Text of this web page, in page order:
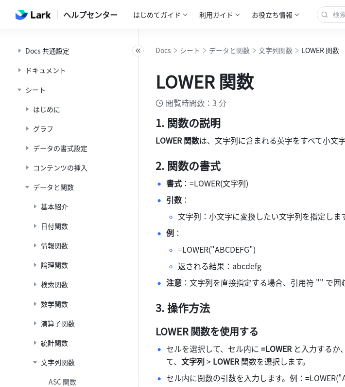
ヘルプセンター はじめてガイド 利用ガイド お役立ち情報
Docs 共通設定
ドキュメント
シート
はじめに
グラフ
データの書式設定
コンテンツの挿入
データと関数
基本紹介
日付関数
情報関数
論理関数
検索関数
数学関数
演算子関数
統計関数
文字列関数
ASC 関数
Docs シート データと関数 文字列関数 LOWER 関数
LOWER 関数
閲覧時間数：3 分
関数の説明
LOWER 関数は、文字列に含まれる英字をすべて小文
関数の書式
書式 ：=LOWER(文字列)
引数 ：
文字列：小文字に変換したい文字列を指定しま
例 ：
=LOWER("ABCDEFG")
返される結果：abcdefg
注意 ：文字列を直接指定する場合、引用符 "" で囲
操作方法
LOWER 関数を使用する
セルを選択して、セル内に =LOWER と入力するか
て、 文字列 > LOWER 関数を選択します。
セル内に関数の引数を入力します。例：